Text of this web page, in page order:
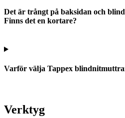
Det är trångt på baksidan och
Finns det en kortare?
Varför välja Tappex
Verktyg